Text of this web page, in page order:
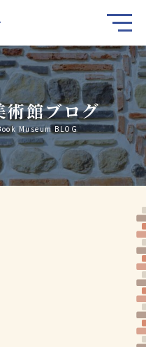
術館ブログ
Museum BLOG